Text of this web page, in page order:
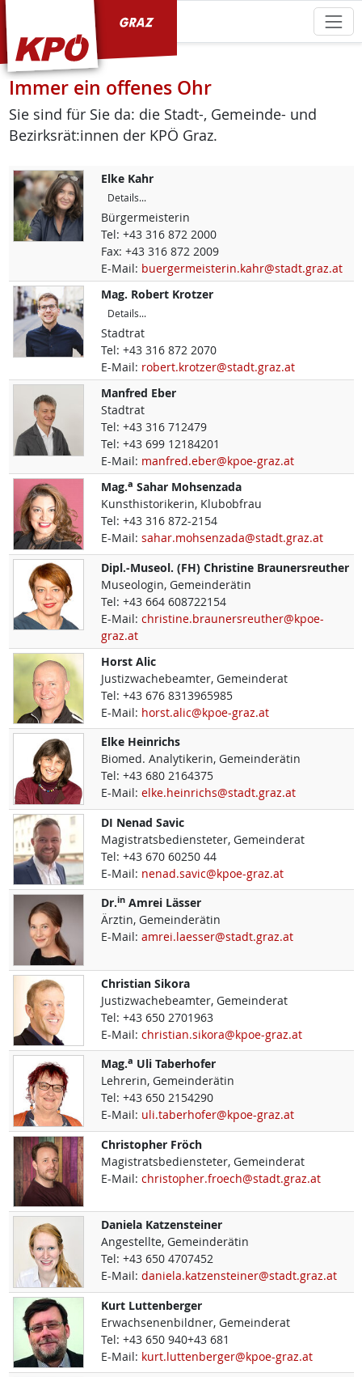
Immer ein offenes Ohr
Sie sind für Sie da: die Stadt-, Gemeinde- und
Bezirksrät:innen der KPÖ Graz.
Elke Kahr
Details...
Bürgermeisterin
Tel: +43 316 872 2000
Fax: +43 316 872 2009
E-Mail: buergermeisterin.kahr@stadt.graz.at
Mag. Robert Krotzer
Details...
Stadtrat
Tel: +43 316 872 2070
E-Mail: robert.krotzer@stadt.graz.at
Manfred Eber
Stadtrat
Tel: +43 316 712479
Tel: +43 699 12184201
E-Mail: manfred.eber@kpoe-graz.at
Mag.a Sahar Mohsenzada
Kunsthistorikerin, Klubobfrau
Tel: +43 316 872-2154
E-Mail: sahar.mohsenzada@stadt.graz.at
Dipl.-Museol. (FH) Christine Braunersreuther
Museologin, Gemeinderätin
Tel: +43 664 608722154
E-Mail: christine.braunersreuther@kpoe-
graz.at
Horst Alic
Justizwachebeamter, Gemeinderat
Tel: +43 676 8313965985
E-Mail: horst.alic@kpoe-graz.at
Elke Heinrichs
Biomed. Analytikerin, Gemeinderätin
Tel: +43 680 2164375
E-Mail: elke.heinrichs@stadt.graz.at
DI Nenad Savic
Magistratsbediensteter, Gemeinderat
Tel: +43 670 60250 44
E-Mail: nenad.savic@kpoe-graz.at
Dr.in Amrei Lässer
Ärztin, Gemeinderätin
E-Mail: amrei.laesser@stadt.graz.at
Christian Sikora
Justizwachebeamter, Gemeinderat
Tel: +43 650 2701963
E-Mail: christian.sikora@kpoe-graz.at
Mag.a Uli Taberhofer
Lehrerin, Gemeinderätin
Tel: +43 650 2154290
E-Mail: uli.taberhofer@kpoe-graz.at
Christopher Fröch
Magistratsbediensteter, Gemeinderat
E-Mail: christopher.froech@stadt.graz.at
Daniela Katzensteiner
Angestellte, Gemeinderätin
Tel: +43 650 4707452
E-Mail: daniela.katzensteiner@stadt.graz.at
Kurt Luttenberger
Erwachsenenbildner, Gemeinderat
Tel: +43 650 940+43 681
E-Mail: kurt.luttenberger@kpoe-graz.at